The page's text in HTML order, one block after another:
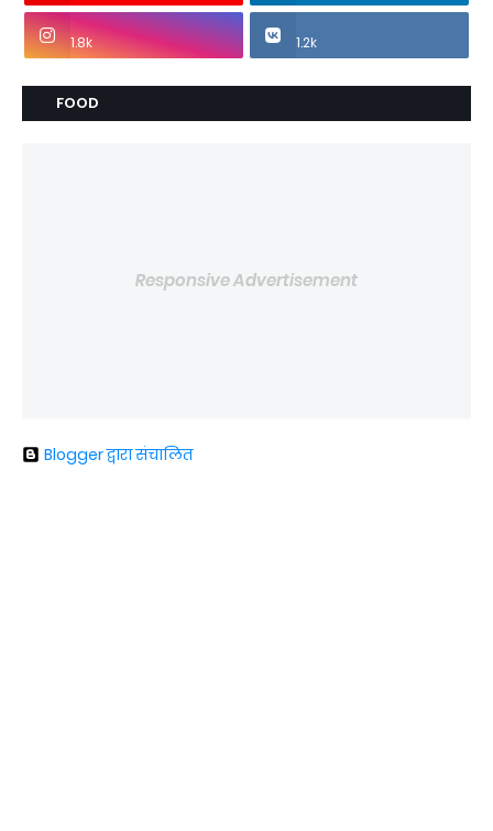
1.8k 1.2k
FOOD
Responsive Advertisement
Blogger द्वारा संचालित